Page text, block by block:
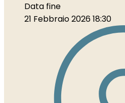
Data fine
21 Febbraio 2026 18:30